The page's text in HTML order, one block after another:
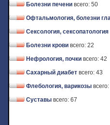
Болезни печени всего: 50
Офтальмология, болезни
Сексология, сексопатология
Болезни крови всего: 22
Нефрология, почки всего: 42
Сахарный диабет всего: 43
Флебология, варикозы
Суставы всего: 67